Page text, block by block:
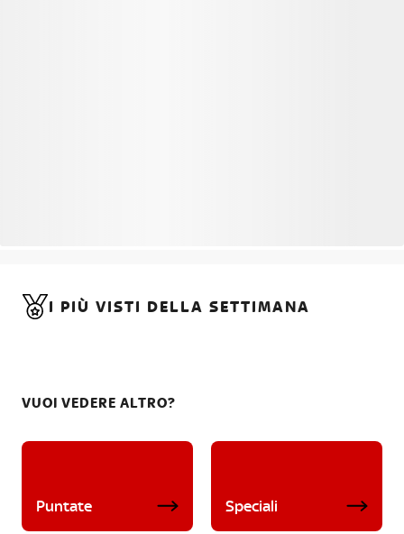
I PIÙ VISTI DELLA SETTIMANA
VUOI VEDERE ALTRO?
Puntate Speciali